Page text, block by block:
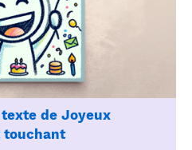
de Joyeux
touchant